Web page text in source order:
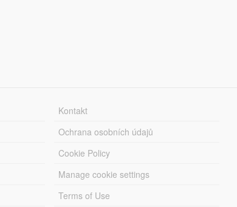
Kontakt
Ochrana osobních údajů
Cookie Policy
Manage cookie settings
Terms of Use